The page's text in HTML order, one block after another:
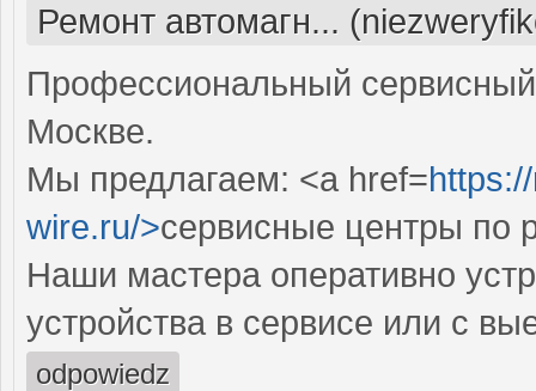
Ремонт автомагн...
Профессиональный
Москве.
Мы предлагаем: <a href=
wire.ru/>сервисные центры по
Наши мастера оперативно
устройства в сервисе или с
odpowiedz